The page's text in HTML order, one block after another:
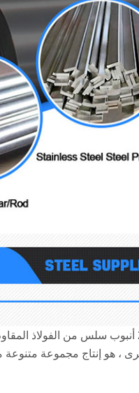
201 أنبوب سلس من الفولاذ